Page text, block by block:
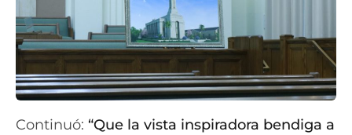
Continuó: “Que la vista inspiradora bendiga a